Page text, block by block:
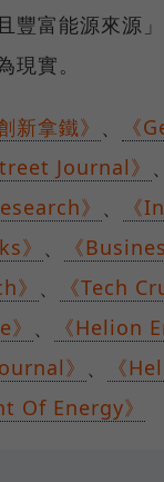
豐富能源來源
現實。
新拿鐵》 、 《
Journal》 、
》 、
《
》 、 《
》 、 《Tech
、 《Helion
》 、 《
Of Energy》